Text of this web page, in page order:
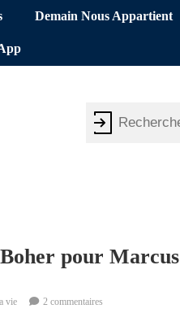
Demain Nous Appartient
pour Marcus
vie 2 commentaires